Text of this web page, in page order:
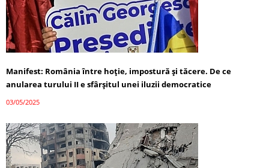
Manifest: România între hoție, impostură și tăcere. De ce
anularea turului II e sfârșitul unei iluzii democratice
03/05/2025